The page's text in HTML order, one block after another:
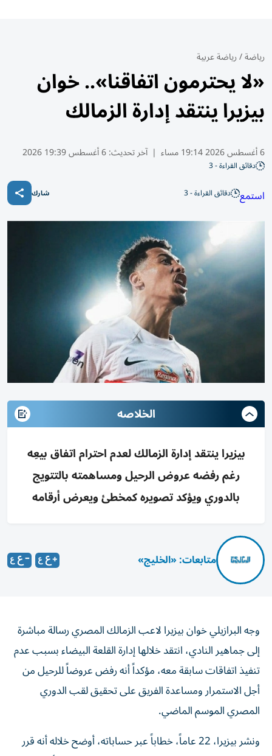
رياضة/رياضة عربية
«لا يحترمون اتفاقنا».. خوان
بيزيرا ينتقد إدارة الزمالك
6 أغسطس 2026 19:14 مساء | آخر تحديث:6 أغسطس 19:39 2026
دقائق القراءة - 3
استمع دقائق القراءة - 3 شارك
الخلاصه
بيزيرا ينتقد إدارة الزمالك لعدم احترام اتفاق بيعِه
رغم رفضه عروض الرحيل ومساهمته بالتتويج
بالدوري ويؤكد تصويره كمخطئ ويعرض أرقامه
متابعات: «الخليج»
إلى جماهير النادي، انتقد خلالها إدارة القلعة البيضاء بسبب عدم
تنفيذ اتفاقات سابقة معه، مؤكداً أنه رفض عروضاً للرحيل من
أجل الاستمرار ومساعدة الفريق على تحقيق لقب الدوري
المصري الموسم الماضي.
ونشر بيزيرا، 22 عاماً، خطاباً عبر حساباته، أوضح خلاله أنه قرر
الحديث إلى الجماهير دون تدخل من فريقه الإعلامي أو محاميه،